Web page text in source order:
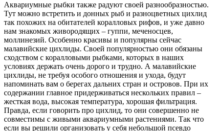
Аквариумные рыбки также радуют своей разнообразностью.
Тут можно встретить и донных рыб и разноцветных цихлид
так похожих на обитателей коралловых рифов, и уже давно
нам знакомых живородящих – гуппи, меченосцев,
моллинезий. Особенно красивы и популярны сейчас
малавийские цихлиды. Своей популярностью они обязаны
сходством с коралловыми рыбками, которых в наших
условиях держать очень дорого и трудно. А малавийские
цихлиды, не требуя особого отношения и ухода, будут
напоминать вам о берегах дальних стран и островов. При их
содержании главное придерживаться нескольких правил –
жесткая вода, высокая температура, хорошая фильтрация.
Правда, если говорить про цихлид, то они совершенно не
совместимы с живыми аквариумными растениями. Так что
если вы решили организовать у себя небольшой псевдо